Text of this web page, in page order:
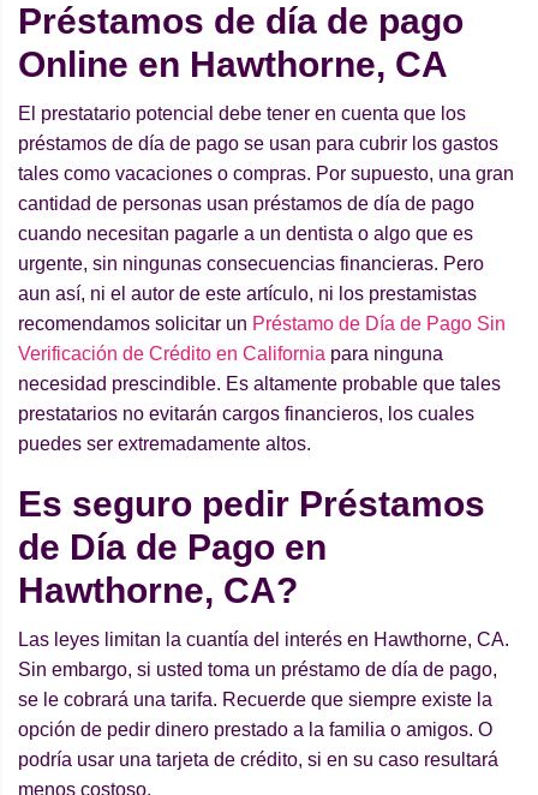
Préstamos de día de pago
Online en Hawthorne, CA
El prestatario potencial debe tener en cuenta que los
préstamos de día de pago se usan para cubrir los gastos
tales como vacaciones o compras. Por supuesto, una gran
cantidad de personas usan préstamos de día de pago
cuando necesitan pagarle a un dentista o algo que es
urgente, sin ningunas consecuencias financieras. Pero
aun así, ni el autor de este artículo, ni los prestamistas
recomendamos solicitar un Préstamo de Día de Pago Sin
Verificación de Crédito en California para ninguna
necesidad prescindible. Es altamente probable que tales
prestatarios no evitarán cargos financieros, los cuales
puedes ser extremadamente altos.
Es seguro pedir Préstamos
de Día de Pago en
Hawthorne, CA?
Las leyes limitan la cuantía del interés en Hawthorne, CA.
Sin embargo, si usted toma un préstamo de día de pago,
se le cobrará una tarifa. Recuerde que siempre existe la
opción de pedir dinero prestado a la familia o amigos. O
podría usar una tarjeta de crédito, si en su caso resultará
menos costoso.